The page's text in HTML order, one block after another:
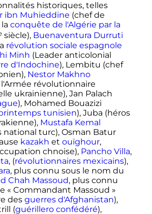
historiques, telles
ibn Muhieddine (chef de
conquête de l'Algérie par la
siècle), Buenaventura Durruti
révolution sociale espagnole
Minh (Leader anticolonial
d'Indochine), Lembitu (chef
Nestor Makhno
révolutionnaire
ukrainienne), Jan Palach
), Mohamed Bouazizi
tunisien), Juba (héros
Mustafa Kemal
national turc), Osman Batur
kazakh et ouïghour,
chnoise), Pancho Villa,
, (révolutionnaires mexicains),
, plus connu sous le nom du
Chah Massoud, plus connu
« Commandant Massoud »
des guerres d'Afghanistan),
(guérillero confédéré),